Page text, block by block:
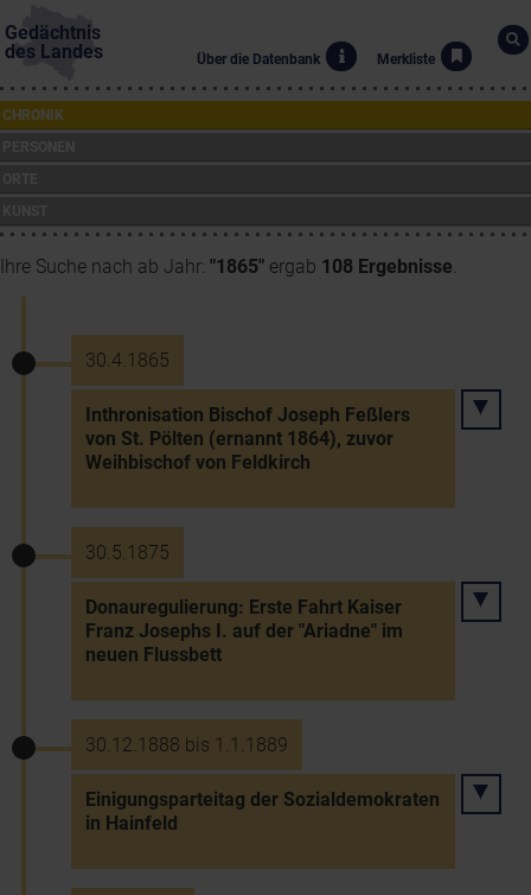
Gedächtnis
des Landes
Über die Datenbank Merkliste
CHRONIK
Ihre Suche nach ab Jahr: "1865" ergab 108 Ergebnisse.
30.4.1865
Inthronisation Bischof Joseph Feßlers
von St. Pölten (ernannt 1864), zuvor
Weihbischof von Feldkirch
30.5.1875
Donauregulierung: Erste Fahrt Kaiser
Franz Josephs I. auf der "Ariadne" im
neuen Flussbett
30.12.1888 bis 1.1.1889
Einigungsparteitag der Sozialdemokraten
in Hainfeld